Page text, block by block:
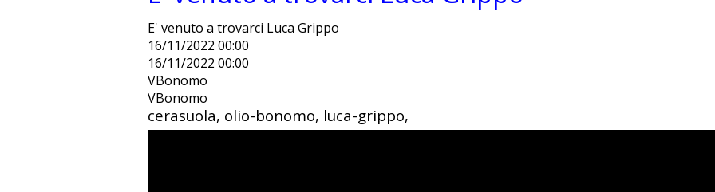
E' venuto a trovarci Luca Grippo
16/11/2022 00:00
16/11/2022 00:00
VBonomo
VBonomo
cerasuola, olio-bonomo, luca-grippo,